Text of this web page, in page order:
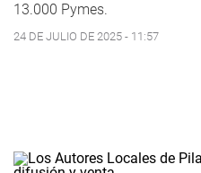
13.000 Pymes.
24 DE JULIO DE 2025 - 11:57